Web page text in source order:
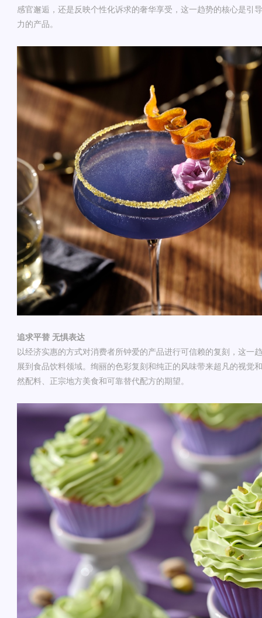
感官邂逅，还是反映个性化诉求的奢华享受 ， 这一趋势的核心是引
力的产品。
追求平替 无惧表达
以经济实惠的方式对消费者所钟爱的产品进行可信赖的复刻，这一
展到食品饮料领域。 绚丽的色彩复刻和纯正的风味带来超凡的视觉
然配料、正宗地方美食和可靠替代配方的期望。